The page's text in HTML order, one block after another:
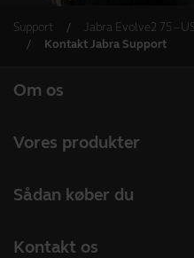
Support
Jabra Evolve2 75 –
Kontakt Jabra Support
Om os
Bæredygtighed
Vores produkter
Konferencekameraer
Sådan køber du
Kontakt os